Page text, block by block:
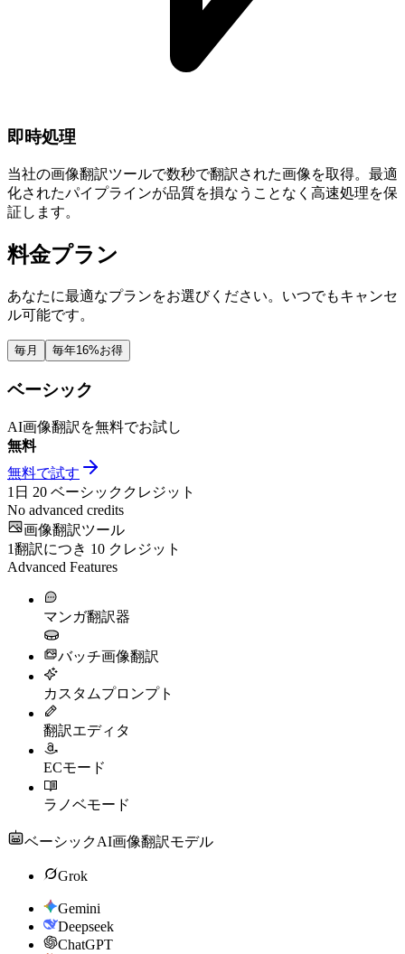
即時処理
当社の画像翻訳ツールで数秒で翻訳された画像を取得。最適
化されたパイプラインが品質を損なうことなく高速処理を保
証します。
料金プラン
あなたに最適なプランをお選びください。いつでもキャンセ
ル可能です。
毎月 毎年16%お得
ベーシック
AI画像翻訳を無料でお試し
無料
無料で試す
1日 20 ベーシッククレジット
No advanced credits
画像翻訳ツール
1翻訳につき 10 クレジット
Advanced Features
マンガ翻訳器
バッチ画像翻訳
カスタムプロンプト
翻訳エディタ
ECモード
ラノベモード
ベーシックAI画像翻訳モデル
Grok
Gemini
Deepseek
ChatGPT